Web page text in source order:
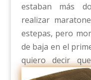
estaban más
realizar
estepas, pero
de baja en el
quiero decir